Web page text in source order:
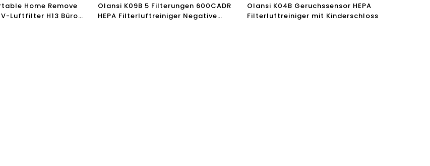
Home Remove
Luftfilter H13 Büro
Olansi K09B 5 Filterungen 600CADR
HEPA Filterluftreiniger Negative
Olansi K04B Geruchssensor HEPA
Filterluftreiniger mit Kinderschloss